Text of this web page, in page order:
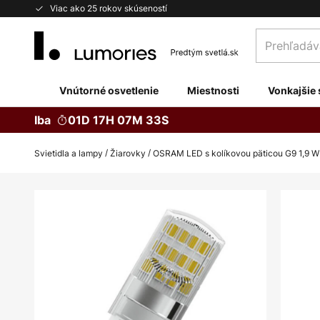
Viac ako 25 rokov skúseností
Skip
obchod
Vnútorné osvetlenie Miestnosti Vonkajšie
Iba 01D 17H 07M 32S
Svietidla a lampy Žiarovky OSRAM LED s kolíkovou päticou G9 1,9